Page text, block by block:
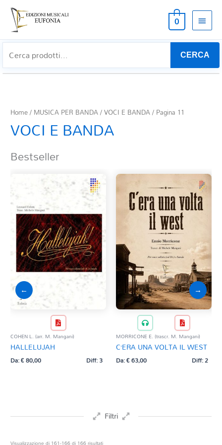
0
CERCA
Home/ MUSICA PER BANDA/VOCI E BANDA/ Pagina 11
VOCI E BANDA
Bestseller
←
COHEN L. (arr. M. Mangani)
HALLELUJAH
Da:€80,00 Diff: 3
MORRICONE E. (trascr. M. Mangani)
C’ERA UNA VOLTA IL WEST
Da:€63,00 Diff: 2
→
Filtri
Visualizzazione di 161-166 di 166 risultatiOrdina